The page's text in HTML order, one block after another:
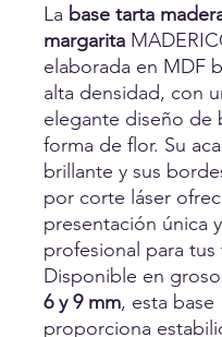
La base tarta
margarita
elaborada en MDF
alta densidad, con
elegante diseño de
forma de flor. Su
brillante y sus
por corte láser
presentación única y
profesional para tus
Disponible en
6 y 9 mm, esta base
proporciona